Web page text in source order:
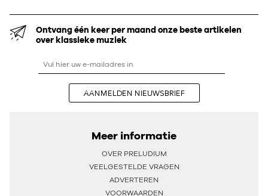
Ontvang één keer per maand onze beste artikelen
over klassieke muziek
AANMELDEN NIEUWSBRIEF
Meer informatie
OVER PRELUDIUM
VEELGESTELDE VRAGEN
ADVERTEREN
VOORWAARDEN